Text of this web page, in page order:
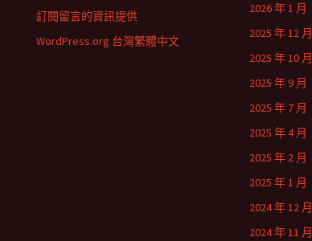
2026 年 1 月
2025 年 12 月
2025 年 10 月
2025 年 9 月
2025 年 7 月
2025 年 4 月
2025 年 2 月
2025 年 1 月
2024 年 12 月
2024 年 11 月
訂閱留言的資訊提供
WordPress.org 台灣繁體中文